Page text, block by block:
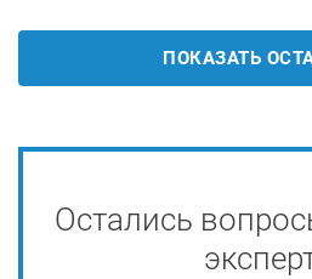
ПОКАЗАТЬ
Остались